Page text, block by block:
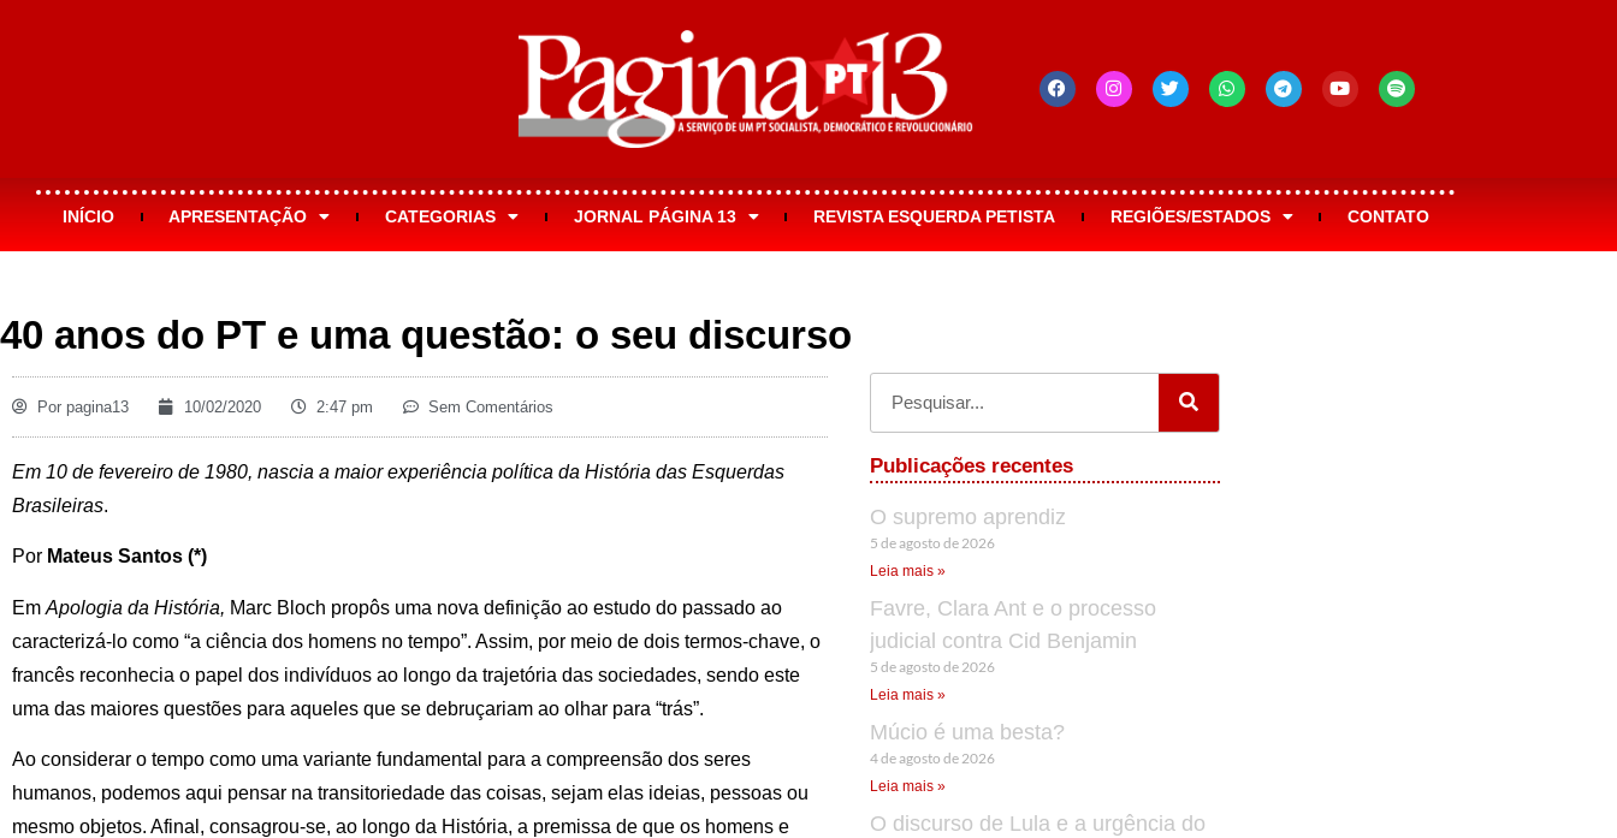
INÍCIO APRESENTAÇÃO CATEGORIAS JORNAL PÁGINA 13 REVISTA ESQUERDA PETISTA REGIÕES/ESTADOS CONTATO
40 anos do PT e uma questão: o seu discurso
Por pagina13 10/02/2020 2:47 pm Sem Comentários
Em 10 de fevereiro de 1980, nascia a maior experiência política da História das Esquerdas
Brasileiras.
Por Mateus Santos (*)
Em Apologia da História, Marc Bloch propôs uma nova definição ao estudo do passado ao
caracterizá-lo como “a ciência dos homens no tempo”. Assim, por meio de dois termos-chave, o
francês reconhecia o papel dos indivíduos ao longo da trajetória das sociedades, sendo este
uma das maiores questões para aqueles que se debruçariam ao olhar para “trás”.
Ao considerar o tempo como uma variante fundamental para a compreensão dos seres
humanos, podemos aqui pensar na transitoriedade das coisas, sejam elas ideias, pessoas ou
mesmo objetos. Afinal, consagrou-se, ao longo da História, a premissa de que os homens e
Publicações recentes
O supremo aprendiz
5 de agosto de 2026
Leia mais »
Favre, Clara Ant e o processo
judicial contra Cid Benjamin
5 de agosto de 2026
Leia mais »
Múcio é uma besta?
4 de agosto de 2026
Leia mais »
O discurso de Lula e a urgência do